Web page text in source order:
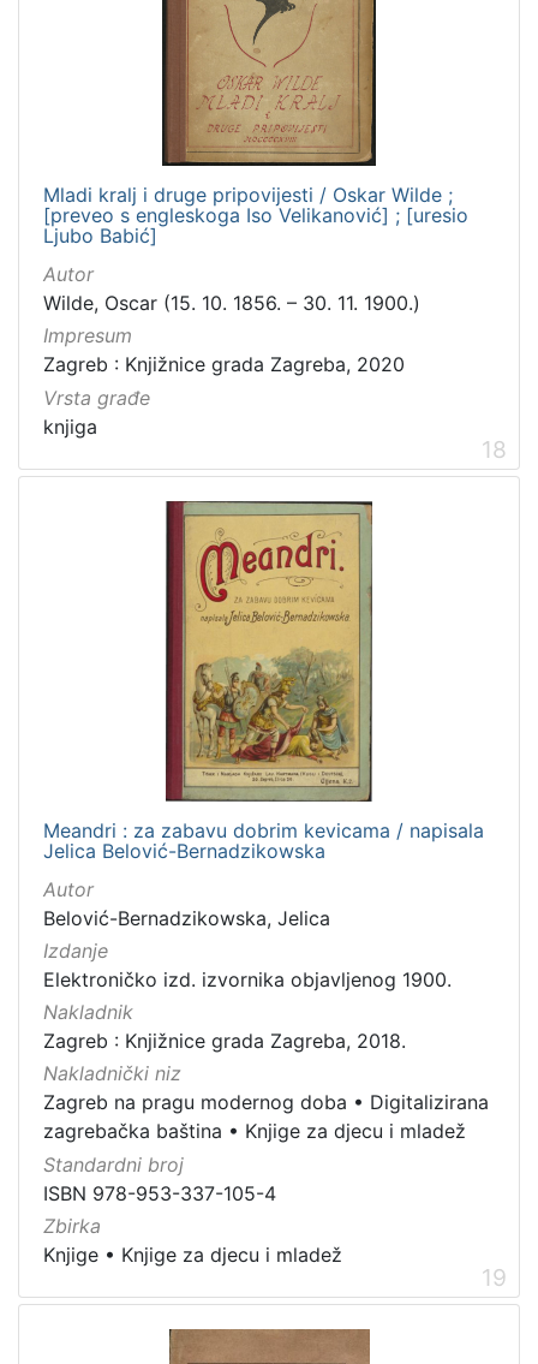
Mladi kralj i druge pripovijesti / Oskar Wilde ;
[preveo s engleskoga Iso Velikanović] ; [uresio
Ljubo Babić]
Autor
Wilde, Oscar (15. 10. 1856. – 30. 11. 1900.)
Impresum
Zagreb : Knjižnice grada Zagreba, 2020
Vrsta građe
knjiga
18
Meandri : za zabavu dobrim kevicama / napisala
Jelica Belović-Bernadzikowska
Autor
Belović-Bernadzikowska, Jelica
Izdanje
Elektroničko izd. izvornika objavljenog 1900.
Nakladnik
Zagreb : Knjižnice grada Zagreba, 2018.
Nakladnički niz
Zagreb na pragu modernog doba • Digitalizirana
zagrebačka baština • Knjige za djecu i mladež
Standardni broj
ISBN 978-953-337-105-4
Zbirka
Knjige • Knjige za djecu i mladež
19